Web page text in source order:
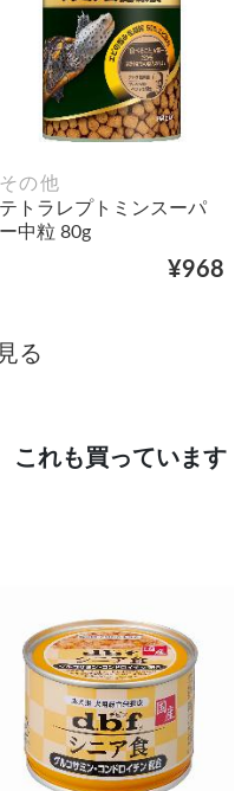
その他
テトラレプトミンスーパ
ー中粒 80g
¥968
る
これも買っています